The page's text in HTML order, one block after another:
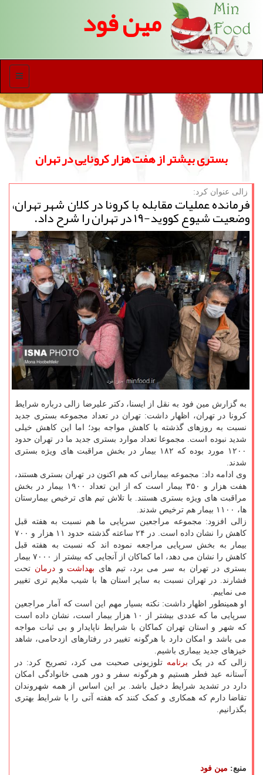
مین فود
منو
بستری بیشتر از هفت هزار كرونایی در تهران
زالی عنوان كرد:
فرمانده عملیات مقابله با کرونا در کلان شهر تهران،
وضعیت شیوع کووید-۱۹ در تهران را شرح داد.
به گزارش مین فود به نقل از ایسنا، دکتر علیرضا زالی درباره شرایط
کرونا در تهران، اظهار داشت: تهران در تعداد مجموعه بستری جدید
نسبت به روزهای گذشته با کاهش مواجه بود؛ اما این کاهش خیلی
شدید نبوده است. مجموعا تعداد موارد بستری جدید ما در تهران حدود
۱۲۰۰ مورد بوده که ۱۸۲ بیمار در بخش مراقبت های ویژه بستری
شدند.
وی ادامه داد: مجموعه بیمارانی که هم اکنون در تهران بستری هستند،
هفت هزار و ۳۵۰ بیمار است که از این تعداد ۱۹۰۰ بیمار در بخش
مراقبت های ویژه بستری هستند. با تلاش تیم های ترخیص بیمارستان
ها، ۱۱۰۰ بیمار هم ترخیص شدند.
زالی افزود: مجموعه مراجعین سرپایی ما هم نسبت به هفته قبل
کاهش را نشان داده است. در ۲۴ ساعته گذشته حدود ۱۱ هزار و ۷۰۰
بیمار به بخش سرپایی مراجعه نموده اند که نسبت به هفته قبل
کاهش را نشان می دهد، اما کماکان از آنجایی که بیشتر از ۷۰۰۰ بیمار
بستری در تهران به سر می برد، تیم های بهداشت ودرمان تحت
فشارند. در تهران نسبت به سایر استان ها با شیب ملایم تری تغییر
می نماییم.
او همینطور اظهار داشت: نکته بسیار مهم این است که آمار مراجعین
سرپایی ما که عددی بیشتر از ۱۰ هزار بیمار است، نشان داده است
که شهر و استان تهران کماکان با شرایط ناپایدار و بی ثبات مواجه
می باشد و امکان دارد با هرگونه تغییر در رفتارهای ازدحامی، شاهد
خیزهای جدید بیماری باشیم.
زالی که در یک برنامه تلوزیونی صحبت می کرد، تصریح کرد: در
آستانه عید فطر هستیم و هرگونه سفر و دور همی خانوادگی امکان
دارد در تشدید شرایط دخیل باشد. بر این اساس از همه شهروندان
تقاضا دارم که همکاری و کمک کنند که هفته آتی را با شرایط بهتری
بگذرانیم.
منبع: مین فود